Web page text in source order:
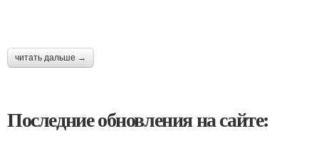
читать дальше →
Последние обновления на сайте: